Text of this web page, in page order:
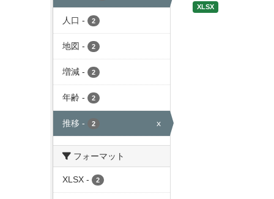
人口 - 2
地図 - 2
増減 - 2
年齢 - 2
推移 - 2 x
フォーマット
XLSX - 2
XLSX